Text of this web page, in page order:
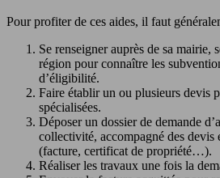
Pour profiter de ces aides, il faut
Se renseigner auprès de sa mairie,
région pour connaître les
d’éligibilité.
Faire établir un ou plusieurs devis
spécialisées.
Déposer un dossier de demande
collectivité, accompagné des devis
(facture, certificat de propriété…).
Réaliser les travaux une fois la